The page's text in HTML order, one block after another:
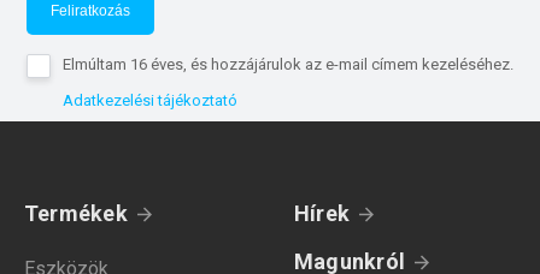
Feliratkozás
Elmúltam 16 éves, és hozzájárulok az e-mail címem kezeléséhez.
Adatkezelési tájékoztató
Termékek
Eszközök
Hírek
Magunkról